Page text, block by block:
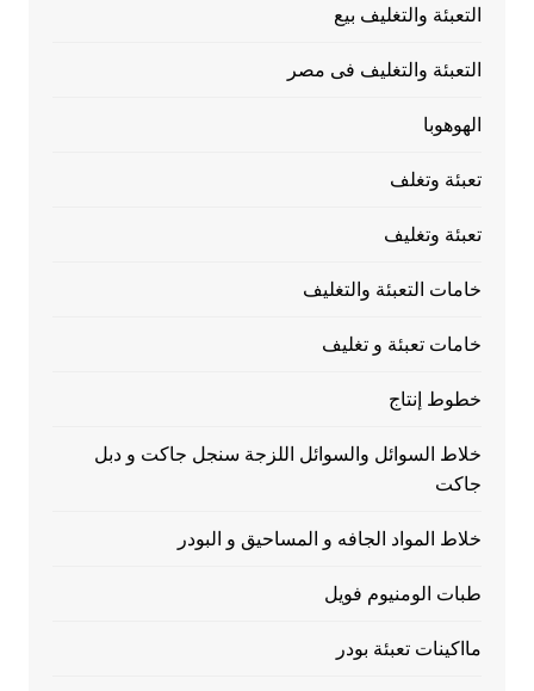
التعبئة والتغليف بيع
التعبئة والتغليف فى مصر
الهوهوبا
تعبئة وتغلف
تعبئة وتغليف
خامات التعبئة والتغليف
خامات تعبئة و تغليف
خطوط إنتاج
خلاط السوائل والسوائل اللزجة سنجل جاكت و دبل
جاكت
خلاط المواد الجافه و المساحيق و البودر
طبات الومنيوم فويل
مااكينات تعبئة بودر